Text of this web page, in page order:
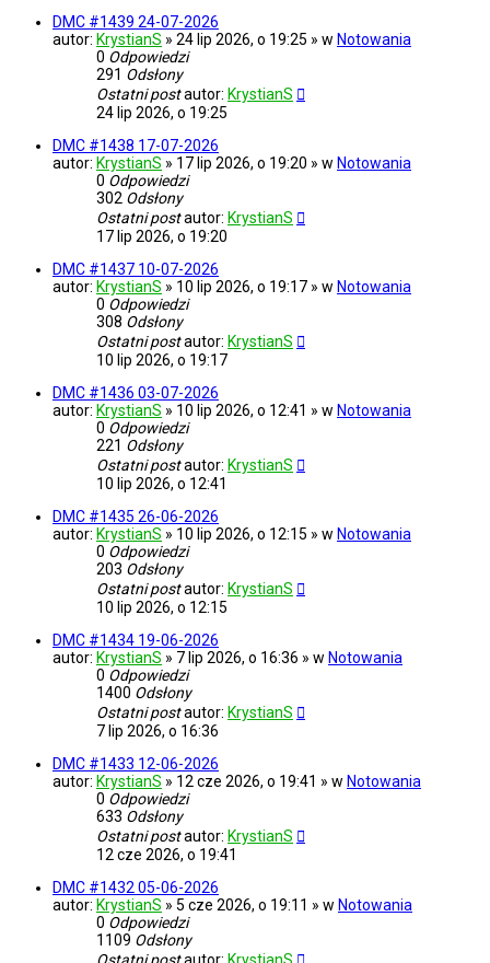
DMC #1439 24-07-2026
autor: KrystianS » 24 lip 2026, o 19:25 » w Notowania
0 Odpowiedzi
291 Odsłony
Ostatni postautor: KrystianS
24 lip 2026, o 19:25
DMC #1438 17-07-2026
autor: KrystianS » 17 lip 2026, o 19:20 » w Notowania
0 Odpowiedzi
302 Odsłony
Ostatni postautor: KrystianS
17 lip 2026, o 19:20
DMC #1437 10-07-2026
autor: KrystianS » 10 lip 2026, o 19:17 » w Notowania
0 Odpowiedzi
308 Odsłony
Ostatni postautor: KrystianS
10 lip 2026, o 19:17
DMC #1436 03-07-2026
autor: KrystianS » 10 lip 2026, o 12:41 » w Notowania
0 Odpowiedzi
221 Odsłony
Ostatni postautor: KrystianS
10 lip 2026, o 12:41
DMC #1435 26-06-2026
autor: KrystianS » 10 lip 2026, o 12:15 » w Notowania
0 Odpowiedzi
203 Odsłony
Ostatni postautor: KrystianS
10 lip 2026, o 12:15
DMC #1434 19-06-2026
autor: KrystianS » 7 lip 2026, o 16:36 » w Notowania
0 Odpowiedzi
1400 Odsłony
Ostatni postautor: KrystianS
7 lip 2026, o 16:36
DMC #1433 12-06-2026
autor: KrystianS » 12 cze 2026, o 19:41 » w Notowania
0 Odpowiedzi
633 Odsłony
Ostatni postautor: KrystianS
12 cze 2026, o 19:41
DMC #1432 05-06-2026
autor: KrystianS » 5 cze 2026, o 19:11 » w Notowania
0 Odpowiedzi
1109 Odsłony